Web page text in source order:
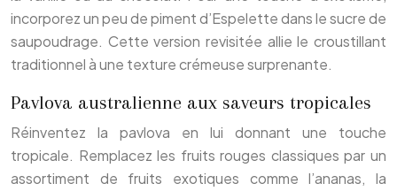
incorporez un peu de piment d’Espelette dans le sucre de
saupoudrage. Cette version revisitée allie le croustillant
traditionnel à une texture crémeuse surprenante.
Pavlova australienne aux saveurs tropicales
Réinventez la pavlova en lui donnant une touche
tropicale. Remplacez les fruits rouges classiques par un
assortiment de fruits exotiques comme l’ananas, la